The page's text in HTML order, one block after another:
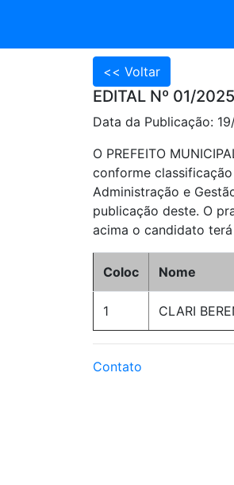
EDITAL Nº 01/
Data da Publicação:
O PREFEITO
conforme
Administração e
publicação deste. O
acima o candidato
Coloc Nome
1 CLARI
Contato